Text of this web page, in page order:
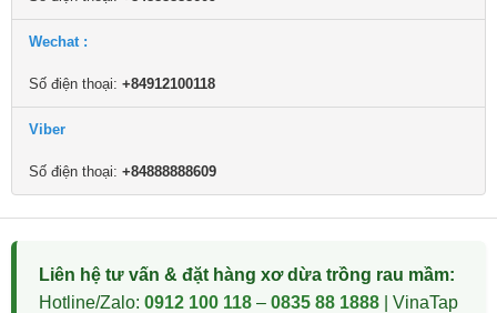
Wechat :
Số điện thoại: +84912100118
Viber
Số điện thoại: +84888888609
Liên hệ tư vấn & đặt hàng xơ dừa trồng rau mầm:
Hotline/Zalo: 0912 100 118 – 0835 88 1888 | VinaTap